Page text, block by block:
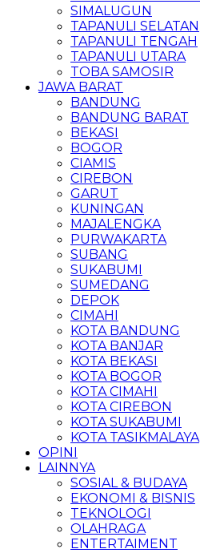
SIMALUGUN
TAPANULI SELATAN
TAPANULI TENGAH
TAPANULI UTARA
TOBA SAMOSIR
JAWA BARAT
BANDUNG
BANDUNG BARAT
BEKASI
BOGOR
CIAMIS
CIREBON
GARUT
KUNINGAN
MAJALENGKA
PURWAKARTA
SUBANG
SUKABUMI
SUMEDANG
DEPOK
CIMAHI
KOTA BANDUNG
KOTA BANJAR
KOTA BEKASI
KOTA BOGOR
KOTA CIMAHI
KOTA CIREBON
KOTA SUKABUMI
KOTA TASIKMALAYA
OPINI
LAINNYA
SOSIAL & BUDAYA
EKONOMI & BISNIS
TEKNOLOGI
OLAHRAGA
ENTERTAIMENT